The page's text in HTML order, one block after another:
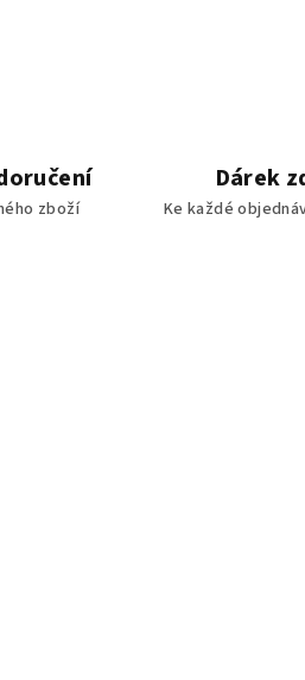
zboží
Dárek
Ke každé